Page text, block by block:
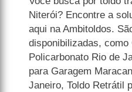
Niterói? Encontre a
aqui na Ambitoldos.
disponibilizadas, como
Policarbonato Rio de
para Garagem
Janeiro, Toldo Retrátil